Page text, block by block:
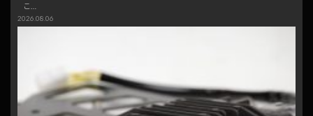
こ…
2026.08.06